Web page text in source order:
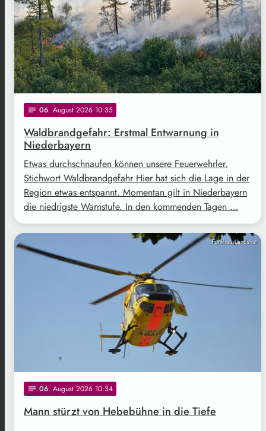
notes 06. August 2026 10:35
Waldbrandgefahr: Erstmal Entwarnung in
Niederbayern
Etwas durchschnaufen können unsere Feuerwehrler.
Stichwort Waldbrandgefahr Hier hat sich die Lage in der
Region etwas entspannt. Momentan gilt in Niederbayern
die niedrigste Warnstufe. In den kommenden Tagen …
FunkhausLandshut
notes 06. August 2026 10:34
Mann stürzt von Hebebühne in die Tiefe